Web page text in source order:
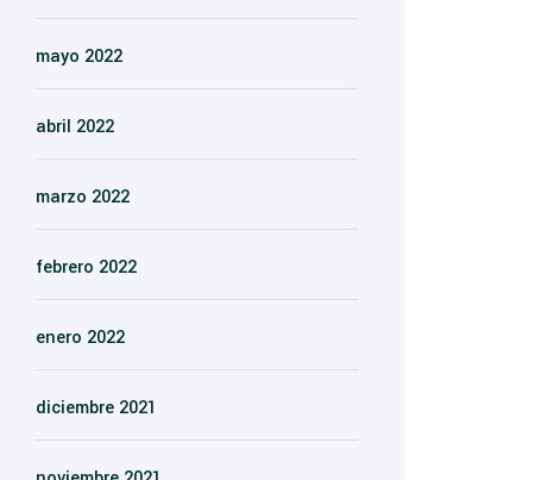
mayo 2022
abril 2022
marzo 2022
febrero 2022
enero 2022
diciembre 2021